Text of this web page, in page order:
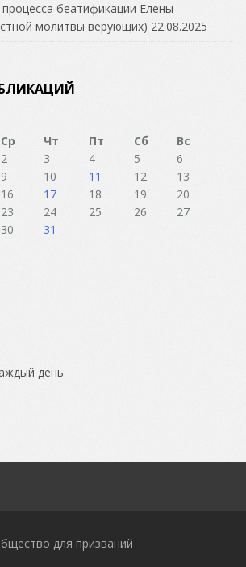
беатификации Елены
молитвы верующих) 22.08.2025
Ср Чт Пт Сб
Вс
2 3 4 5
6
9 10 11 12
13
16 17 18 19
20
23 24 25 26
27
30 31
день
для призваний